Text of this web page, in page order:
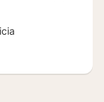
kr.